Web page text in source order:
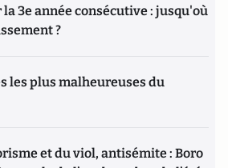
3e année consécutive : jusqu'où
?
les plus malheureuses du
et du viol, antisémite : Boro